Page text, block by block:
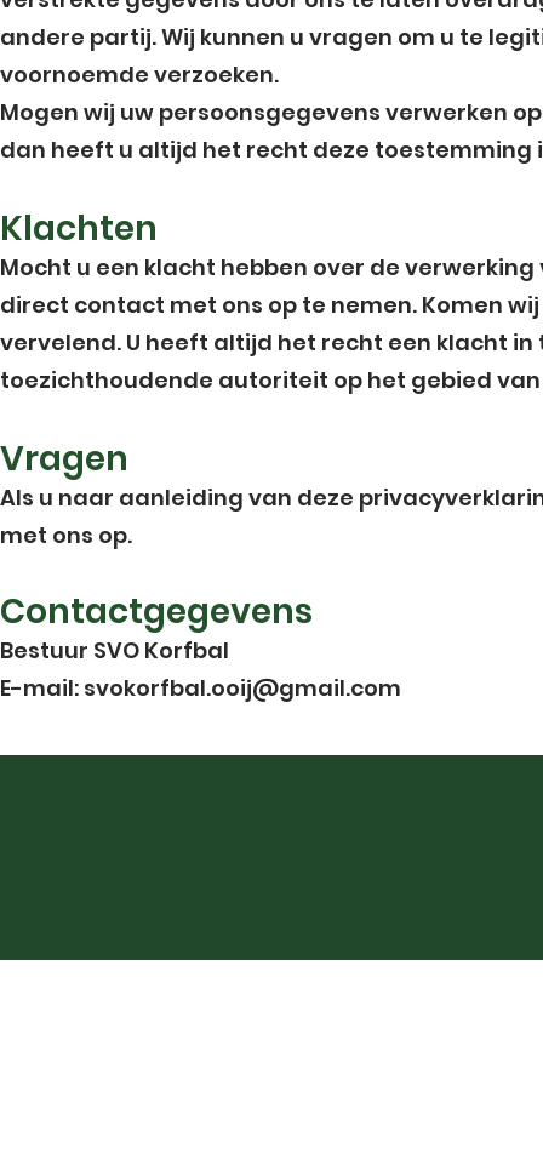
andere partij. Wij kunnen u vragen om u te
voornoemde verzoeken.
Mogen wij uw persoonsgegevens verwerken
dan heeft u altijd het recht deze toestemming
Klachten
Mocht u een klacht hebben over de
direct contact met ons op te nemen. Komen
vervelend. U heeft altijd het recht een klacht
toezichthoudende autoriteit op het gebied
Vragen
Als u naar aanleiding van deze
met ons op.
Contactgegevens
Bestuur SVO Korfbal
E-mail: svokorfbal.ooij@gmail.com